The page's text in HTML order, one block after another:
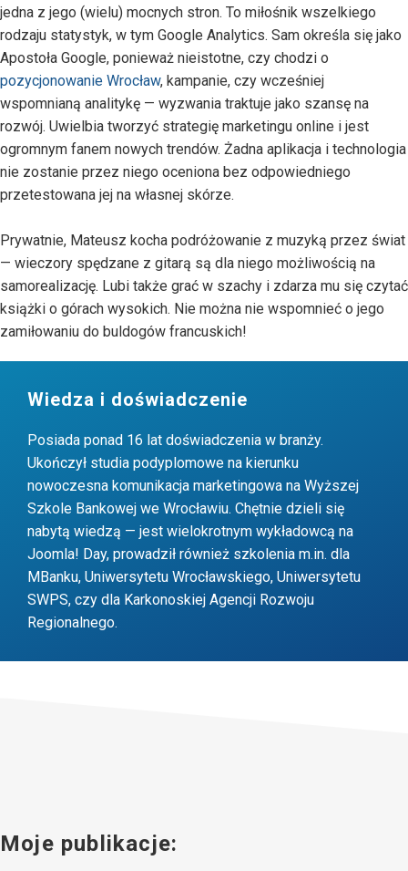
jedna z jego (wielu) mocnych stron. To miłośnik wszelkiego
rodzaju statystyk, w tym Google Analytics. Sam określa się jako
Apostoła Google, ponieważ nieistotne, czy chodzi o
pozycjonowanie Wrocław, kampanie, czy wcześniej
wspomnianą analitykę — wyzwania traktuje jako szansę na
rozwój. Uwielbia tworzyć strategię marketingu online i jest
ogromnym fanem nowych trendów. Żadna aplikacja i technologia
nie zostanie przez niego oceniona bez odpowiedniego
przetestowana jej na własnej skórze.
Prywatnie, Mateusz kocha podróżowanie z muzyką przez świat
— wieczory spędzane z gitarą są dla niego możliwością na
samorealizację. Lubi także grać w szachy i zdarza mu się czytać
książki o górach wysokich. Nie można nie wspomnieć o jego
zamiłowaniu do buldogów francuskich!
Wiedza i doświadczenie
Posiada ponad 16 lat doświadczenia w branży.
Ukończył studia podyplomowe na kierunku
nowoczesna komunikacja marketingowa na Wyższej
Szkole Bankowej we Wrocławiu. Chętnie dzieli się
nabytą wiedzą — jest wielokrotnym wykładowcą na
Joomla! Day, prowadził również szkolenia m.in. dla
MBanku, Uniwersytetu Wrocławskiego, Uniwersytetu
SWPS, czy dla Karkonoskiej Agencji Rozwoju
Regionalnego.
Moje publikacje: